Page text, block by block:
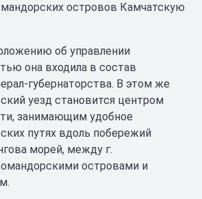
островов Камчатскую
об управлении
она входила в состав
губернаторства. В этом же
уезд становится центром
занимающим удобное
путях вдоль побережий
морей, между г.
островами и